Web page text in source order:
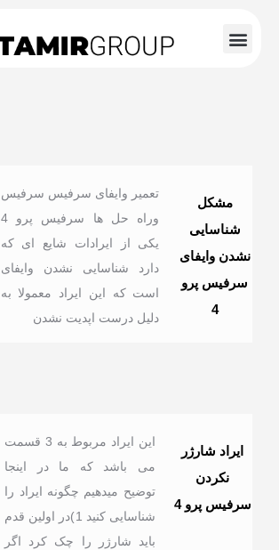
مشکل
شناسایی
نشدن وایفای
سرفیس پرو
4
تعمیر وایفای سرفیس سرفیس
وراه حل ها سرفیس پرو 4
یکی از ایرادات شایع ای که
دارد شناسایی نشدن وایفای
است که این ایراد معمولا به
دلیل درست اپدیت نشدن
ایراد شارژر
نکردن
سرفیس پرو 4
این ایراد مربوط به 3 قسمت
می باشد که ما در اینجا
توضیح میدهیم چگونه ایراد را
شناسایی کنید 1)در اولین قدم
باید شارژر را چک کرد اگر